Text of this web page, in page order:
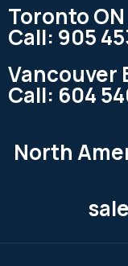
Toronto ON
Call: 905
Vancouver
Call: 604
North